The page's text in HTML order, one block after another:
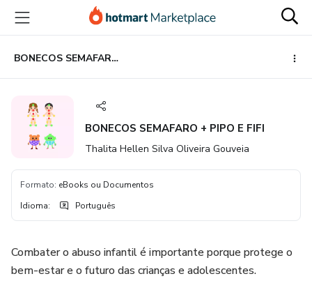
para
conteúdo
principal
para
pagamento
para
rodapé
BONECOS SEMAFARO + PIPO E FIFI
BONECOS SEMAFARO + PIPO E FIFI
Thalita Hellen Silva Oliveira Gouveia
Formato: eBooks ou Documentos
Idioma: Português
Combater o abuso infantil é importante porque protege o
bem-estar e o futuro das crianças e adolescentes.